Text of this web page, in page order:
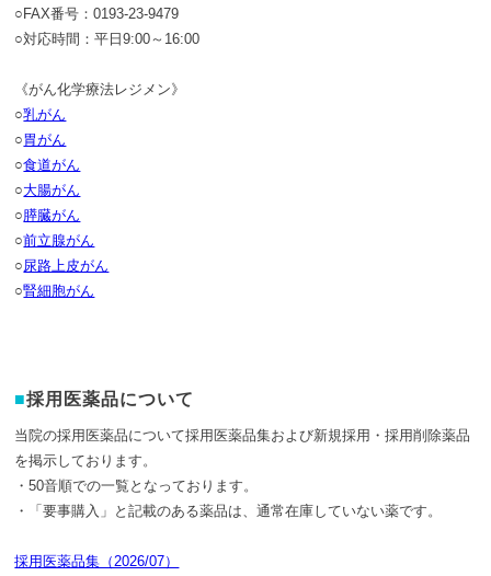
○FAX番号：0193-23-9479
○対応時間：平日9:00～16:00
《がん化学療法レジメン》
○乳がん
○胃がん
○食道がん
○大腸がん
○膵臓がん
○前立腺がん
○ 尿路上皮がん
○腎細胞がん
採用医薬品について
当院の採用医薬品について採用医薬品集および新規採用・採用削除薬品
を掲示しております。
・50音順での一覧となっております。
・「要事購入」と記載のある薬品は、通常在庫していない薬です。
採用医薬品集（2026/07）